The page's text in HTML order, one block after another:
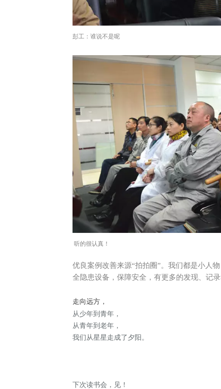
彭工：谁说不是呢
听的很认真！
优良案例改善来源“拍拍圈”。我们都是小人
全隐患设备，保障安全，有更多的发现、记
走向远方，
从少年到青年，
从青年到老年，
我们从星星走成了夕阳。
下次读书会，见！